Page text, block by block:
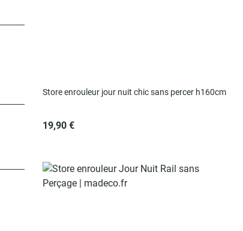
Store enrouleur jour nuit chic sans percer h160cm
19,90 €